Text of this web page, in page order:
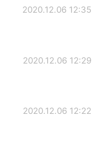
2020.12.06 12:35
2020.12.06 12:29
2020.12.06 12:22